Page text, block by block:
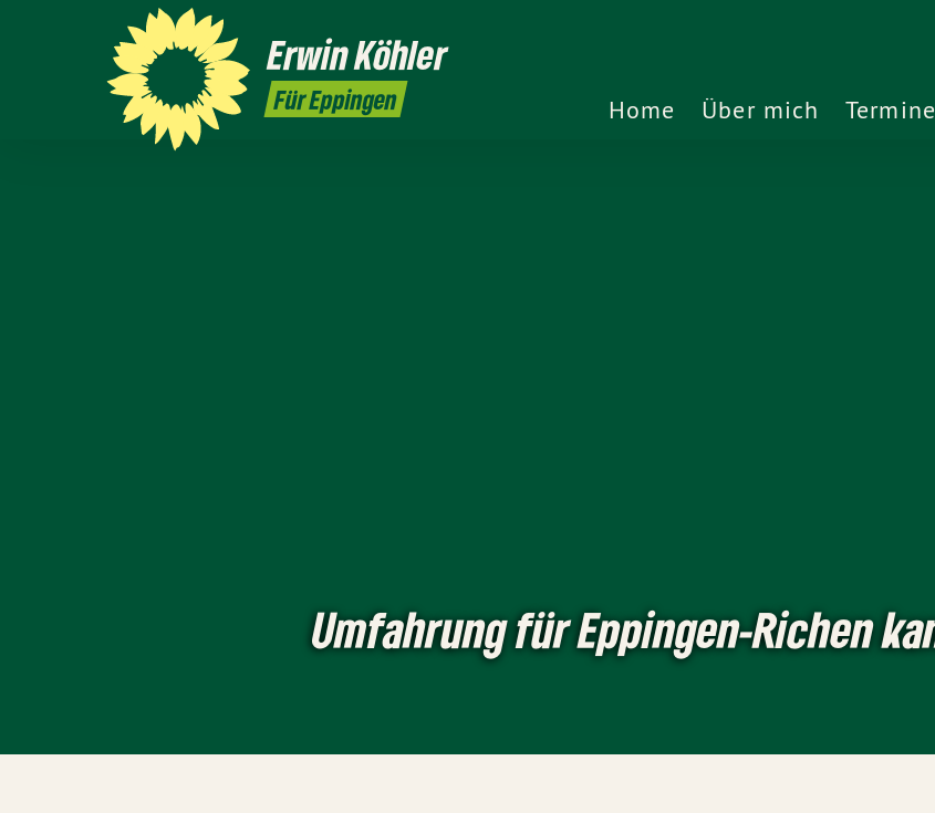
ErwinKöhler
Für Eppingen Home Über mich Termine
Umfahrung für Eppingen-Richen